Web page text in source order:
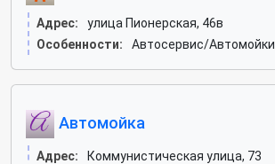
Адрес:
улица Пионерская, 46в
Особенности:
Автосервис/Автомойки
Автомойка
Адрес:
Коммунистическая улица, 73